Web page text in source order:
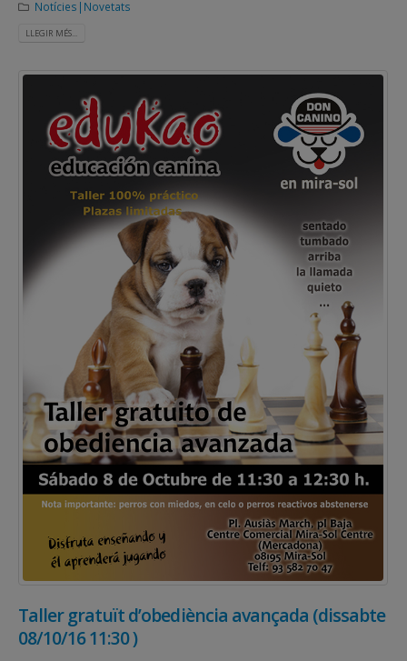
Notícies|Novetats
LLEGIR MÉS...
Taller gratuït d’obediència avançada (dissabte
08/10/16 11:30 )